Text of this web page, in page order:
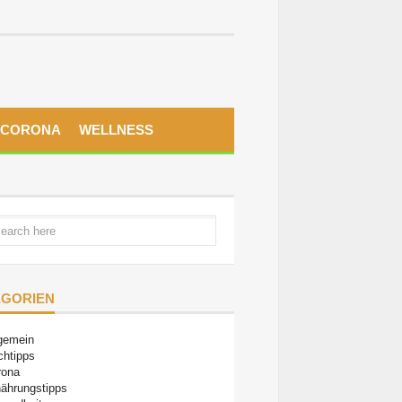
CORONA WELLNESS